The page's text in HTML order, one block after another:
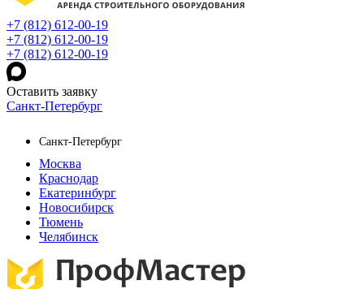
+7 (812) 612-00-19
+7 (812) 612-00-19
+7 (812) 612-00-19
Оставить заявку
Санкт-Петербург
Санкт-Петербург
Москва
Краснодар
Екатеринбург
Новосибирск
Тюмень
Челябинск